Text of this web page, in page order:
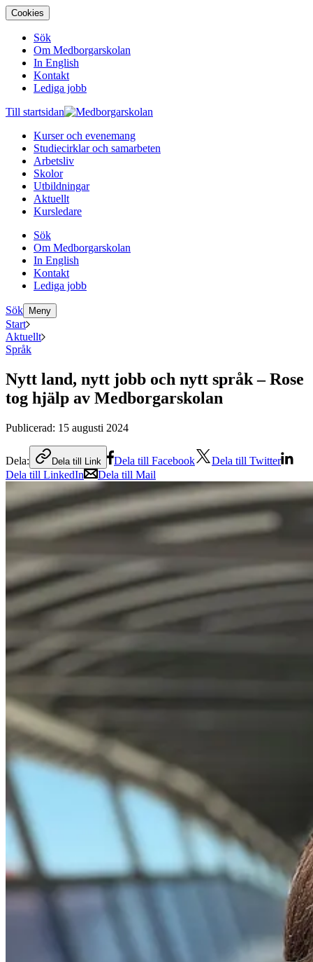
Cookies
Sök
Om Medborgarskolan
In English
Kontakt
Lediga jobb
Till startsidan
Kurser och evenemang
Studiecirklar och samarbeten
Arbetsliv
Skolor
Utbildningar
Aktuellt
Kursledare
Sök
Om Medborgarskolan
In English
Kontakt
Lediga jobb
Sök Meny
Start
Aktuellt
Språk
Nytt land, nytt jobb och nytt språk – Rose
tog hjälp av Medborgarskolan
Publicerad: 15 augusti 2024
Dela: Dela till Link Dela till Facebook
Dela till Twitter
Dela till LinkedIn
Dela till Mail